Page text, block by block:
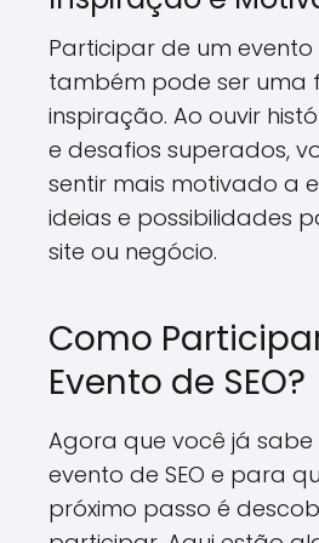
Participar de um evento
também pode ser uma
inspiração. Ao ouvir
e desafios superados,
sentir mais motivado a
ideias e possibilidades
site ou negócio.
Como
Evento de SEO?
Agora que você já sabe
evento de SEO e para
próximo passo é